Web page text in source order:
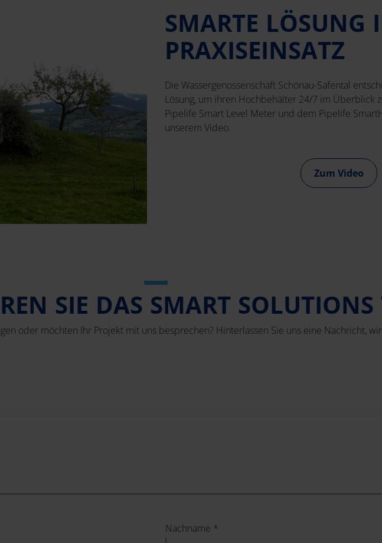
SMARTE LÖSUNG
PRAXISEINSATZ
Die Wassergenossenschaft Schönau-Safental
Lösung, um ihren Hochbehälter 24/7 im Überblick
Pipelife Smart Level Meter und dem Pipelife
unserem Video.
Zum Video
SIE DAS SMART SOLUTIONS
oder möchten Ihr Projekt mit uns besprechen? Hinterlassen Sie uns eine Nachricht,
Nachname *